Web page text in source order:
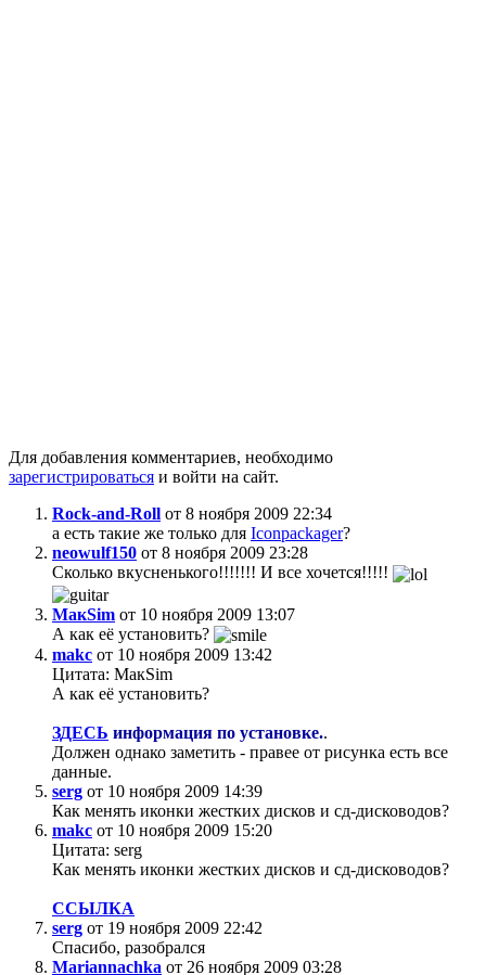
Для добавления комментариев, необходимо
зарегистрироваться и войти на сайт.
Rock-and-Roll от 8 ноября 2009 22:34
а есть такие же только для Iconpackager?
neowulf150 от 8 ноября 2009 23:28
Сколько вкусненького!!!!!!! И все хочется!!!!!
МакSim от 10 ноября 2009 13:07
А как её установить?
makc от 10 ноября 2009 13:42
Цитата: МакSim
А как её установить?
ЗДЕСЬ информация по установке..
Должен однако заметить - правее от рисунка есть все
данные.
serg от 10 ноября 2009 14:39
Как менять иконки жестких дисков и сд-дисководов?
makc от 10 ноября 2009 15:20
Цитата: serg
Как менять иконки жестких дисков и сд-дисководов?
ССЫЛКА
serg от 19 ноября 2009 22:42
Спасибо, разобрался
Mariannachka от 26 ноября 2009 03:28